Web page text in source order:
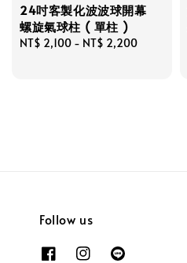
24吋客製化波波球開幕
螺旋氣球柱 ( 單柱 )
Regular
NT$ 2,100 - NT$ 2,200
Follow us